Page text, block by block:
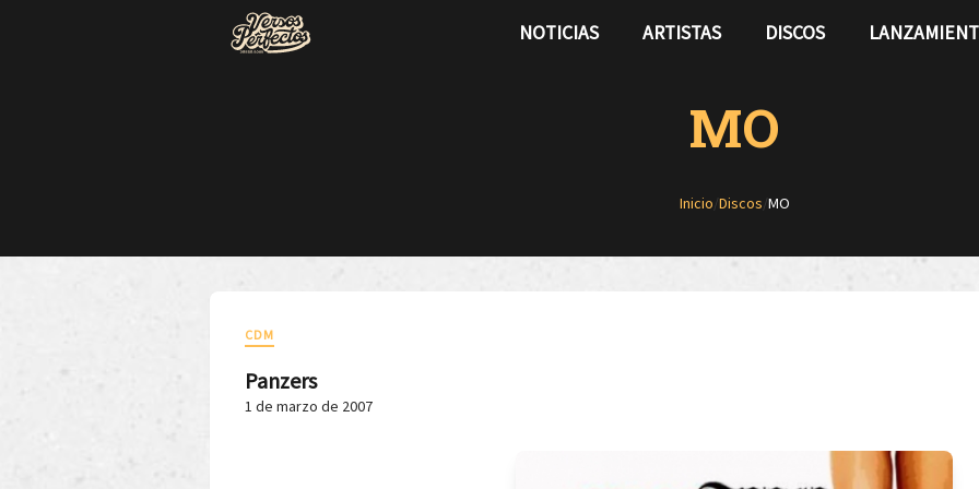
NOTICIAS ARTISTAS DISCOS
MO
Inicio/Discos/MO
CDM
Panzers
1 de marzo de 2007